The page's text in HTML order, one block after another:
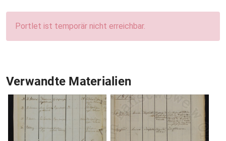
Portlet ist temporär nicht erreichbar.
Verwandte Materialien